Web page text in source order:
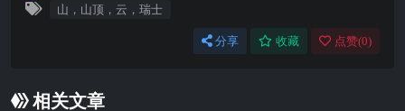
山，山顶，云，瑞士
分享 收藏 点赞(0)
相关文章